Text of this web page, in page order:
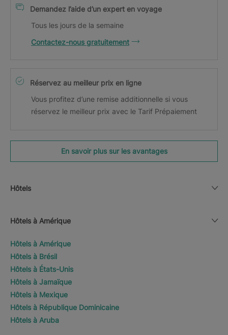
Demandez l’aide d’un expert en voyage
Tous les jours de la semaine
Contactez-nous gratuitement
Réservez au meilleur prix en ligne
Vous profitez d’une remise additionnelle si vous
réservez le meilleur prix avec le Tarif Prépaiement
En savoir plus sur les avantages
Hôtels
Hôtels à Amérique
Hôtels à Amérique
Hôtels à Brésil
Hôtels à États-Unis
Hôtels à Jamaïque
Hôtels à Mexique
Hôtels à République Dominicaine
Hôtels à Aruba